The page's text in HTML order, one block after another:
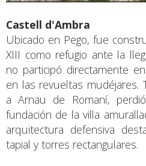
Castell d'Ambra
Ubicado en Pego, fue
XIII como refugio ante la
no participó directamente
en las revueltas mudéjares.
a Arnau de Romaní,
fundación de la villa
arquitectura defensiva
tapial y torres rectangulares.